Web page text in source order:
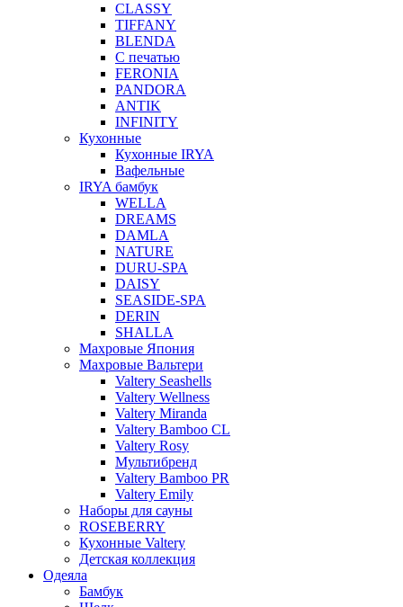
CLASSY
TIFFANY
BLENDA
С печатью
FERONIA
PANDORA
ANTIK
INFINITY
Кухонные
Кухонные IRYA
Вафельные
IRYA бамбук
WELLA
DREAMS
DAMLA
NATURE
DURU-SPA
DAISY
SEASIDE-SPA
DERIN
SHALLA
Махровые Япония
Махровые Вальтери
Valtery Seashells
Valtery Wellness
Valtery Miranda
Valtery Bamboo CL
Valtery Rosy
Мультибренд
Valtery Bamboo PR
Valtery Emily
Наборы для сауны
ROSEBERRY
Кухонные Valtery
Детская коллекция
Одеяла
Бамбук